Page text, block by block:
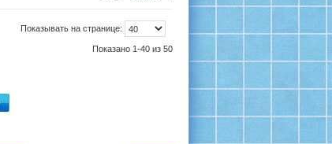
Показывать на странице:
Показано 1-40 из 50